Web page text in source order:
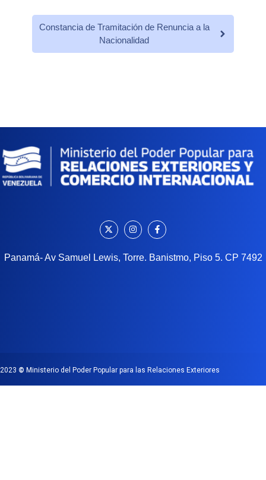
Constancia de Tramitación de Renuncia a la
Nacionalidad
Panamá- Av Samuel Lewis, Torre. Banistmo, Piso 5. CP 7492
2023 © Ministerio del Poder Popular para las Relaciones Exteriores